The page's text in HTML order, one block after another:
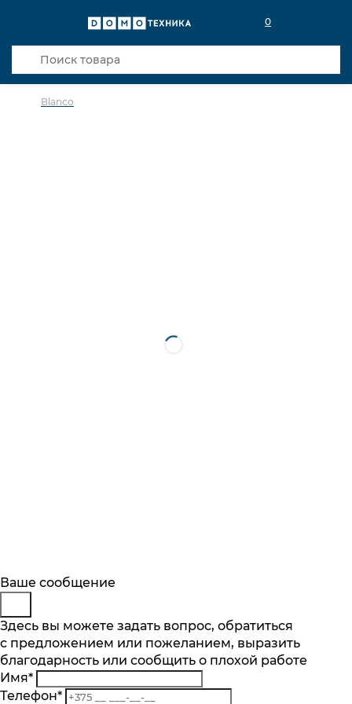
0
Blanco
Описание
Отзывы
Основные характеристики
Количество чаш шт.
2
Материал
Будьте в курсе
Подпишитесь на последние обновления
и узнавайте о новинках и специальных
предложениях первыми
Подписаться
Заказ обратного звонка
Представьтесь
Телефон*
Комментарий
Ваше сообщение
Здесь вы можете задать вопрос, обратиться
с предложением или пожеланием, выразить
благодарность или сообщить о плохой работе
Имя*
Телефон*